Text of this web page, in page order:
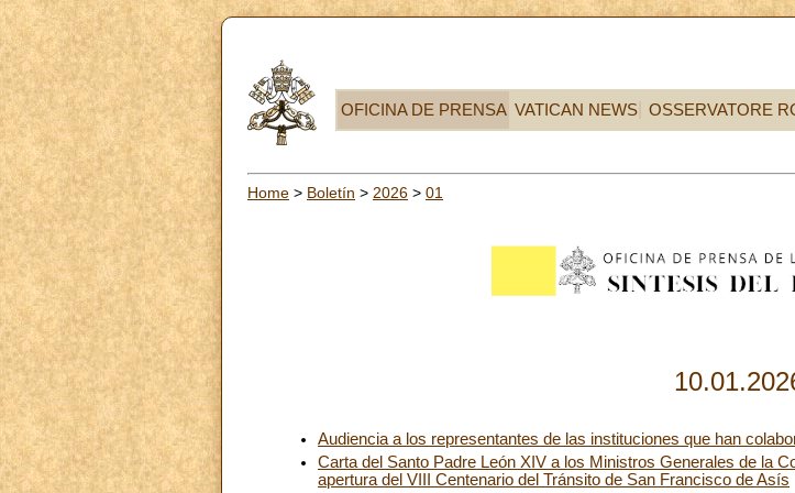
OFICINA DE PRENSA VATICAN NEWS OSSERVATORE
Home > Boletín > 2026 > 01
Audiencia a los representantes de las instituciones que han
Carta del Santo Padre León XIV a los Ministros Generales de la
apertura del VIII Centenario del Tránsito de San Francisco de Asís